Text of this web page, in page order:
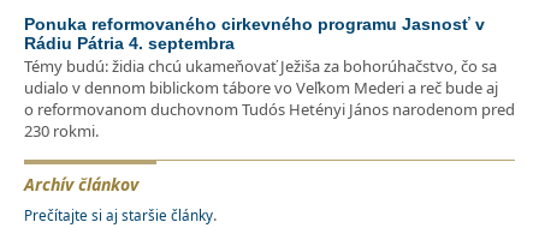
Ponuka reformovaného cirkevného programu Jasnosť v
Rádiu Pátria 4. septembra
Témy budú: židia chcú ukameňovať Ježiša za bohorúhačstvo, čo sa
udialo v dennom biblickom tábore vo Veľkom Mederi a reč bude aj
o reformovanom duchovnom Tudós Hetényi János narodenom pred
230 rokmi.
Archív článkov
Prečítajte si aj staršie články.